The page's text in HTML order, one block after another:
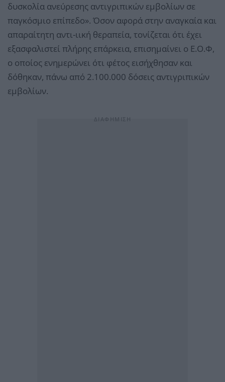
δυσκολία ανεύρεσης αντιγριπικών εμβολίων σε
παγκόσμιο επίπεδο». Όσον αφορά στην αναγκαία και
απαραίτητη αντι-ιική θεραπεία, τονίζεται ότι έχει
εξασφαλιστεί πλήρης επάρκεια, επισημαίνει ο Ε.Ο.Φ,
ο οποίος ενημερώνει ότι φέτος εισήχθησαν και
δόθηκαν, πάνω από 2.100.000 δόσεις αντιγριπικών
εμβολίων.